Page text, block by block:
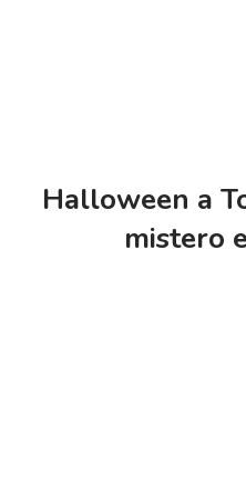
Halloween a
mistero